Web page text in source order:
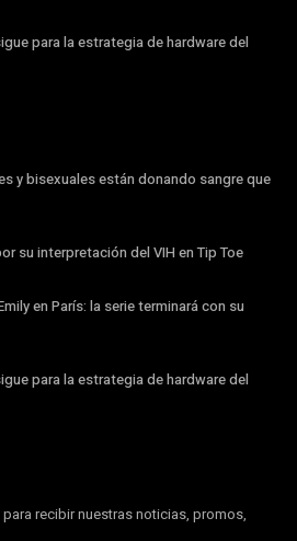
para la estrategia de hardware del
y bisexuales están donando sangre que
su interpretación del VIH en Tip Toe
en París: la serie terminará con su
para la estrategia de hardware del
recibir nuestras noticias, promos,